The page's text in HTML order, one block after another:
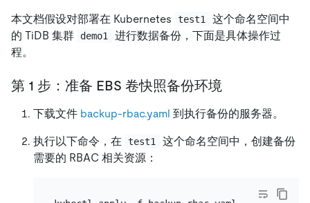
本文档假设对部署在 Kubernetes test1
这个命名空间中
的 TiDB 集群
demo1
进行数据备份，下面是具体操作过
程。
第 1 步：准备 EBS 卷快照备份环境
下载文件 backup-rbac.yaml 到执行备份的服务器。
执行以下命令，在 test1
这个命名空间中，创建备份
需要的 RBAC 相关资源：